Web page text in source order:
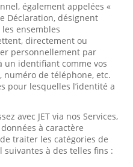
également appelées «
Déclaration, désignent
ensembles
directement ou
personnellement par
un identifiant comme vos
numéro de téléphone, etc.
pour lesquelles l’identité a
avec JET via nos Services,
à caractère
traiter les catégories de
à des telles fins :